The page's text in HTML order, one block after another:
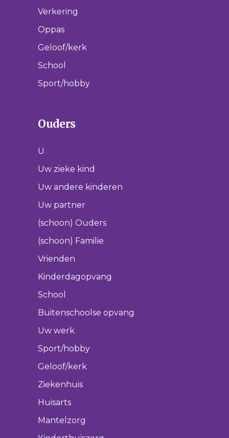
Verkering
Oppas
Geloof/kerk
School
Sport/hobby
Ouders
U
Uw zieke kind
Uw andere kinderen
Uw partner
(schoon) Ouders
(schoon) Familie
Vrienden
Kinderdagopvang
School
Buitenschoolse opvang
Uw werk
Sport/hobby
Geloof/kerk
Ziekenhuis
Huisarts
Mantelzorg